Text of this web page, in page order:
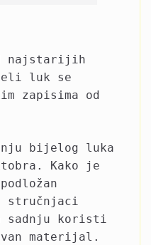
najstarijih
luk se
zapisima od
bijelog luka
Kako je
stručnjaci
sadnju koristi
materijal.